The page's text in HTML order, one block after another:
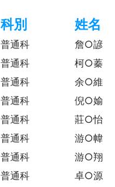
h
e
r
e
科別 姓名
普通科 詹○諺
普通科
柯○蓁
普通科
余○維
普通科
倪○媮
普通科
莊○怡
普通科
游○幃
普通科
游○翔
普通科
卓○源